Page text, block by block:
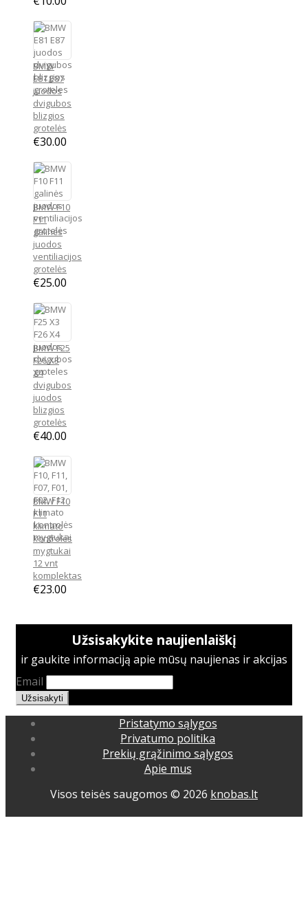
BMW
E81 E87
juodos
dvigubos
blizgios
grotelės
€30.00
BMW F10
F11
galinės
juodos
ventiliacijos
grotelės
€25.00
BMW F25
F26 X3
X4
dvigubos
juodos
blizgios
grotelės
€40.00
BMW F10
F11
klimato
kontrolės
mygtukai
12 vnt
komplektas
€23.00
Užsisakykite naujienlaiškį
ir gaukite informaciją apie mūsų naujienas ir akcijas
Email
Pristatymo sąlygos
Privatumo politika
Prekių grąžinimo sąlygos
Apie mus
Visos teisės saugomos © 2026 knobas.lt